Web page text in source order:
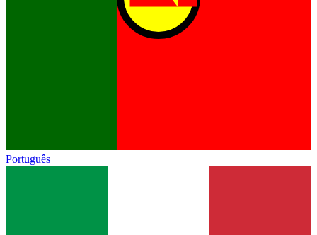
Português